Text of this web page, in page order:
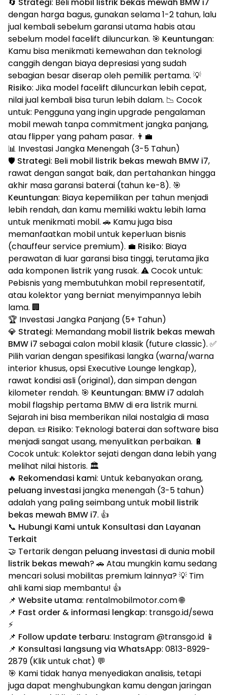
dengan harga bagus, gunakan selama 1-2 tahun, lalu
jual kembali sebelum garansi utama habis atau
sebelum model facelift diluncurkan. 🎯 Keuntungan:
Kamu bisa menikmati kemewahan dan teknologi
canggih dengan biaya depresiasi yang sudah
sebagian besar diserap oleh pemilik pertama. 💡
Risiko: Jika model facelift diluncurkan lebih cepat,
nilai jual kembali bisa turun lebih dalam. 📉 Cocok
untuk: Pengguna yang ingin upgrade pengalaman
mobil mewah tanpa commitment jangka panjang,
atau flipper yang paham pasar. 👨‍💼
📊 Investasi Jangka Menengah (3-5 Tahun)
🛡️ Strategi: Beli mobil listrik bekas mewah BMW i7,
rawat dengan sangat baik, dan pertahankan hingga
akhir masa garansi baterai (tahun ke-8). 🎯
Keuntungan: Biaya kepemilikan per tahun menjadi
lebih rendah, dan kamu memiliki waktu lebih lama
untuk menikmati mobil. 🚗 Kamu juga bisa
memanfaatkan mobil untuk keperluan bisnis
(chauffeur service premium). 💼 Risiko: Biaya
perawatan di luar garansi bisa tinggi, terutama jika
ada komponen listrik yang rusak. ⚠️ Cocok untuk:
Pebisnis yang membutuhkan mobil representatif,
atau kolektor yang berniat menyimpannya lebih
lama. 🏢
🏆 Investasi Jangka Panjang (5+ Tahun)
💎 Strategi: Memandang mobil listrik bekas mewah
BMW i7 sebagai calon mobil klasik (future classic). ✅
Pilih varian dengan spesifikasi langka (warna/warna
interior khusus, opsi Executive Lounge lengkap),
rawat kondisi asli (original), dan simpan dengan
kilometer rendah. 🎯 Keuntungan: BMW i7 adalah
mobil flagship pertama BMW di era listrik murni.
Sejarah ini bisa memberikan nilai nostalgia di masa
depan. 📜 Risiko: Teknologi baterai dan software bisa
menjadi sangat usang, menyulitkan perbaikan. 🔋
Cocok untuk: Kolektor sejati dengan dana lebih yang
melihat nilai historis. 🏛️
🔥 Rekomendasi kami: Untuk kebanyakan orang,
peluang investasi jangka menengah (3-5 tahun)
adalah yang paling seimbang untuk mobil listrik
bekas mewah BMW i7. 👍
📞 Hubungi Kami untuk Konsultasi dan Layanan
Terkait
🤝 Tertarik dengan peluang investasi di dunia mobil
listrik bekas mewah? 🚗 Atau mungkin kamu sedang
mencari solusi mobilitas premium lainnya? 💡 Tim
ahli kami siap membantu! 👍
📌 Website utama: rentalmobilmotor.com🌐
📌 Fast order & informasi lengkap: transgo.id/sewa
⚡
📌 Follow update terbaru: Instagram@transgo.id 📱
📌 Konsultasi langsung via WhatsApp: 0813-8929-
2879 (Klik untuk chat) 💬
🎯 Kami tidak hanya menyediakan analisis, tetapi
juga dapat menghubungkan kamu dengan jaringan